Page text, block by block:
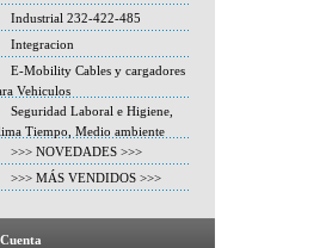
Industrial 232-422-485
Integracion
E-Mobility Cables y cargadores
Vehiculos
Seguridad Laboral e Higiene,
Tiempo, Medio ambiente
>>> NOVEDADES >>>
>>> MÁS VENDIDOS >>>
Cuenta